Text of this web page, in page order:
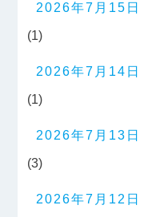
2026年7月15日
(1)
2026年7月14日
(1)
2026年7月13日
(3)
2026年7月12日